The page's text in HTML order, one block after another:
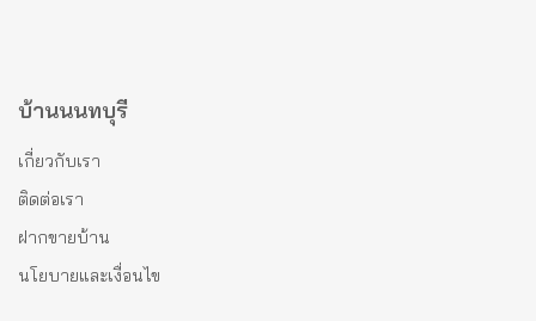
บ้านนนทบุรี
เกี่ยวกับเรา
ติดต่อเรา
ฝากขายบ้าน
นโยบายและเงื่อนไข